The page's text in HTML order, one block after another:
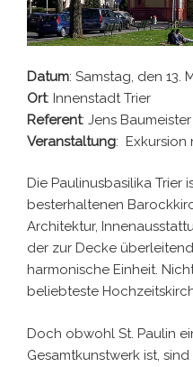
Datum: Samstag, den 13.
Ort: Innenstadt Trier
Referent: Jens Baumeister
Veranstaltung: Exkursion
Die Paulinusbasilika Trier
besterhaltenen
Architektur,
der zur Decke
harmonische Einheit.
beliebteste
Doch obwohl St. Paulin
Gesamtkunstwerk ist,